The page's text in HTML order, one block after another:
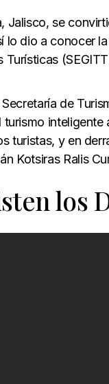
Jalisco, se
lo dio a conocer
de
turistas, y en
Kotsiras Ralis
los